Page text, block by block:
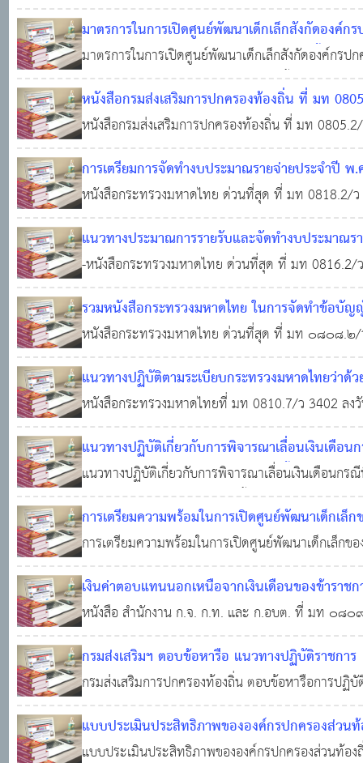
มาตรการในการเปิดศูนย์พัฒนาเด็กเล็กสังกัดองค์
ช่วงสถานการณ์การแพร่ระบาดของโรคติดเชื้อไวรัส
มาตรการในการเปิดศูนย์พัฒนาเด็กเล็กสังกัดองค์กร
สถานการณ์การแพร่ระบาดของโรคติดเชื้อไวรัสโคโรน
หนังสือกรมส่งเสริมการปกครองท้องถิ่น ที่ มท
เรื่อง หลักเกณฑ์กระทรวงการคลังว่าด้วยมาตรฐ
รับหน่วยงานของรัฐ (ฉบับที่ 3) พ.ศ. 2564
28 ก
หนังสือกรมส่งเสริมการปกครองท้องถิ่น ที่ มท
เกณฑ์กระทรวงการคลังว่าด้วยมาตรฐานและหลักเก
ของรัฐ (ฉบับที่ 3) พ.ศ. 2564 อ้างถึง 1. หนังสือกรมส่
การเตรียมการจัดทํางบประมาณรายจ่ายประจําปี พ
สมาชิกสภาท้องถิ่นหรือผู้บริหารท้องถิ่น
21 ก.ค.
หนังสือกระทรวงมหาดไทย ด่วนที่สุด ที่ มท 0818.2/
รียมการจัดทํางบประมาณรายจ่ายประจําปี พ.ศ.
ถิ่นหรือผู้บริหารท้องถิ่น อ้างถึง หนังสือกระทรวงมหา
แนวทางประมาณการรายรับและจัดทำงบประมาณ
ขององค์กรปกครองส่วนท้องถิ่นประจำปีงบประม
-หนังสือกระทรวงมหาดไทย ด่วนที่สุด ที่ มท 0816.2/
แนวทางการจัดทํางบประมาณรายจ่ายรองรับเงินอุด
ท้องถิ่น ประจําปีงบประมาณ พ.ศ. 2565 (เฉพาะเทศ
รวมหนังสือกระทรวงมหาดไทย ในการจัดทำข้อ
2565 ขององค์การบริหารส่วนจังหวัด เทศบาล แล
0 23,357
หนังสือกระทรวงมหาดไทย ด่วนที่สุด ที่ มท ๐๘๐๘.
การจัดทำงบประมาณรายจ่ายประจำปี พ.ศ.๒๕๖๕ ข
การปกครองท้องถิ่น ที่ มท ๐๘๐๘.๒/ว๑๐๙๕ ลงวัน
แนวทางปฏิบัติตามระเบียบกระทรวงมหาดไทยว่า
24 มิ.ย. 2564 0 15,809
หนังสือกระทรวงมหาดไทยที่ มท 0810.7/ว 3402 ล
ตามระเบียบกระทรวงมหาดไทยว่าด้วยคณะกรรมกา
ตัวอย่างประกาศการจัดตั้งชุมชน จํานวน 1 ชุด 2. ตัว
แนวทางปฏิบัติเกี่ยวกับการพิจารณาเลื่อนเงินเดื
งานในสถานการณ์ระบาดของโรคติดเชื้อไวรัสโคโ
ส่วนท้องถิ่น
10 มิ.ย. 2564 0 4,076
แนวทางปฏิบัติเกี่ยวกับการพิจารณาเลื่อนเงินเดือนก
สถานการณ์ระบาดของโรคติดเชื้อไวรัสโคโรนา
การเตรียมความพร้อมในการเปิดศูนย์พัฒนาเด็กเ
2564
25 พ.ค. 2564 0 4,085
การเตรียมความพร้อมในการเปิดศูนย์พัฒนาเด็กเล็ก
เงินค่าตอบแทนนอกเหนือจากเงินเดือนของข้าร
23 ก.พ. 2564 0 14,636
หนังสือ สำนักงาน ก.จ. ก.ท. และ ก.อบต. ที่ มท ๐๘
มาตรฐานทั่วไปเกี่ยวกับเงินค่าตอบแทนนอกเหนือจาก
พ.ศ. ๒๕๖๔ สิ่งที่ส่งมาด้วย (๑). สำเนาประกาศ ก.จ. เ
กรมส่งเสริมฯ ตอบข้อหารือ แนวทางปฏิบัติราชการ
กรมส่งเสริมการปกครองท้องถิ่น ตอบข้อหารือการปฏิ
กับการปฏิบัติราชการ
แบบประเมินประสิทธิภาพขององค์กรปกครองส่วน
0 7,667
แบบประเมินประสิทธิภาพขององค์กรปกครองส่วนท้อ